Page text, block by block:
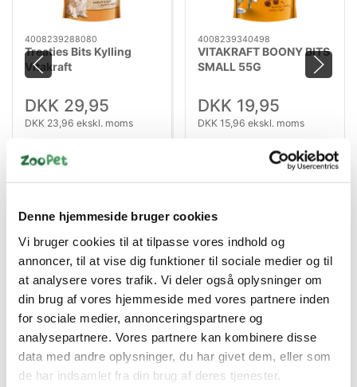
Denne hjemmeside bruger cookies
Vi bruger cookies til at tilpasse vores indhold og
annoncer, til at vise dig funktioner til sociale medier og til
at analysere vores trafik. Vi deler også oplysninger om
din brug af vores hjemmeside med vores partnere inden
for sociale medier, annonceringspartnere og
analysepartnere. Vores partnere kan kombinere disse
data med andre oplysninger, du har givet dem, eller som
de har indsamlet fra din brug af deres tjenester.
4008239288080
Treaties Bits Kylling
Vitakraft
DKK 29,95
DKK 23,96 ekskl. moms
På lager
4008239340498
VITAKRAFT BOONY BITS
SMALL 55G
DKK 19,95
DKK 15,96 ekskl. moms
Køb nu
På lager
Bestsælgende varer i Hundetegn &